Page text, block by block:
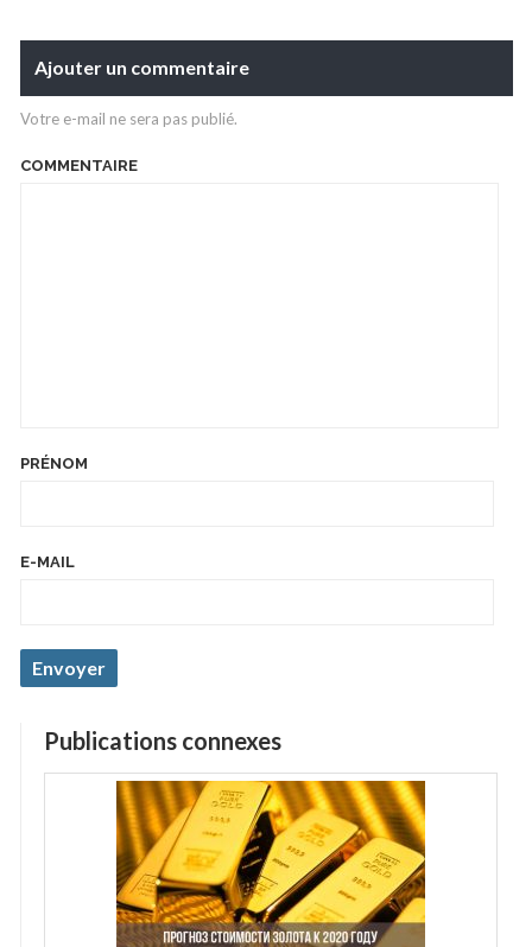
Ajouter un commentaire
Votre e-mail ne sera pas publié.
COMMENTAIRE
PRÉNOM
E-MAIL
Publications connexes